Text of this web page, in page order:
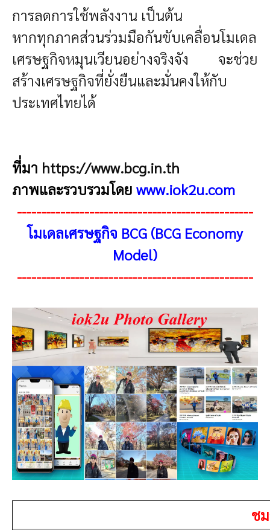
การลดการใช้พลังงาน เป็นต้น
หากทุกภาคส่วนร่วมมือกันขับเคลื่อนโมเดล
เศรษฐกิจหมุนเวียนอย่างจริงจัง จะช่วย
สร้างเศรษฐกิจที่ยั่งยืนและมั่นคงให้กับ
ประเทศไทยได้
ที่มา https://www.bcg.in.th
ภาพและรวบรวมโดย www.iok2u.com
-------------------------------------------------
โมเดลเศรษฐกิจ BCG (BCG Economy
Model)
-------------------------------------------------
ช